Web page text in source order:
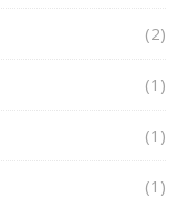
(2)
(1)
(1)
(1)